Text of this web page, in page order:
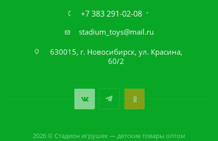
+7 383 291-02-08
stadium_toys@mail.ru
630015, г. Новосибирск, ул. Красина,
60/2
2026 © Стадион игрушек — детские товары оптом